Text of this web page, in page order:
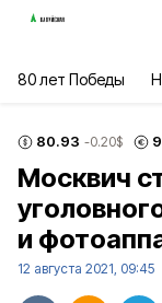
80 лет Победы
80.93 -0.20$
Москвич
и
12 августа 2021, 09:45